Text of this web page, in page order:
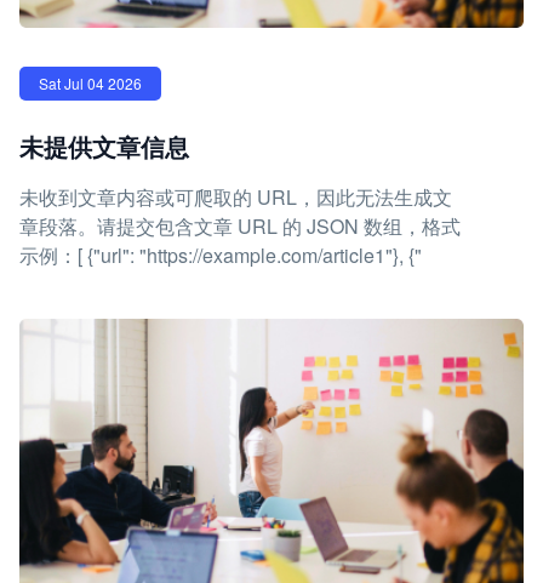
Sat Jul 04 2026
未提供文章信息
未收到文章内容或可爬取的 URL，因此无法生成文
章段落。请提交包含文章 URL 的 JSON 数组，格式
示例：[ {"url": "https://example.com/article1"}, {"